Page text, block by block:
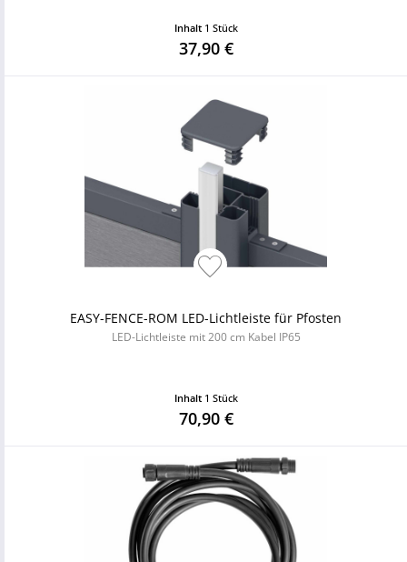
Inhalt 1 Stück
37,90 €
EASY-FENCE-ROM LED-Lichtleiste für Pfosten
LED-Lichtleiste mit 200 cm Kabel IP65
Inhalt 1 Stück
70,90 €